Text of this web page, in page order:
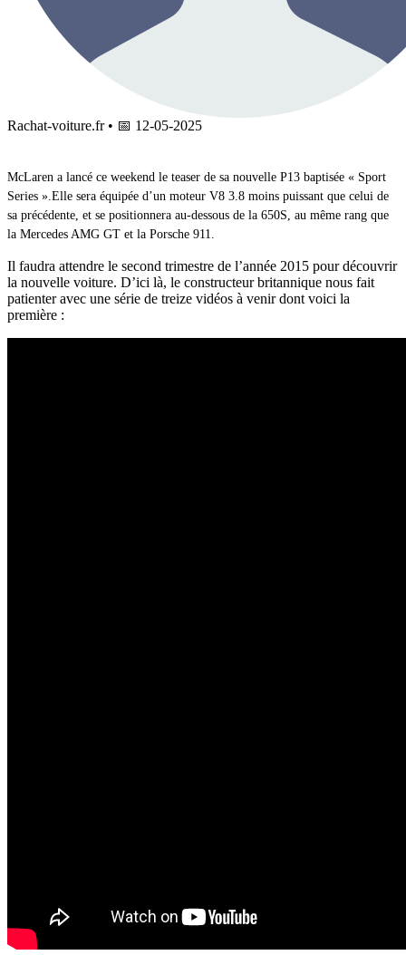
Rachat-voiture.fr • 📅 12-05-2025
McLaren a lancé ce weekend le teaser de sa nouvelle P13 baptisée « Sport
Series ».Elle sera équipée d’un moteur V8 3.8 moins puissant que celui de
sa précédente, et se positionnera au-dessous de la 650S, au même rang que
la Mercedes AMG GT et la Porsche 911.
Il faudra attendre le second trimestre de l’année 2015 pour découvrir
la nouvelle voiture. D’ici là, le constructeur britannique nous fait
patienter avec une série de treize vidéos à venir dont voici la
première :